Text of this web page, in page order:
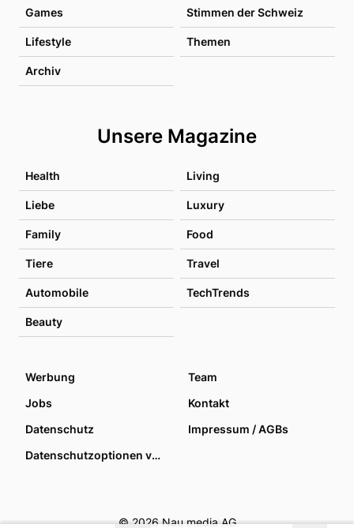
Games Stimmen der Schweiz
Lifestyle Themen
Archiv
Unsere Magazine
Health Living
Liebe Luxury
Family Food
Tiere Travel
Automobile TechTrends
Beauty
Werbung
Team
Jobs
Kontakt
Datenschutz
Impressum / AGBs
Datenschutzoptionen verwalten
© 2026 Nau media AG